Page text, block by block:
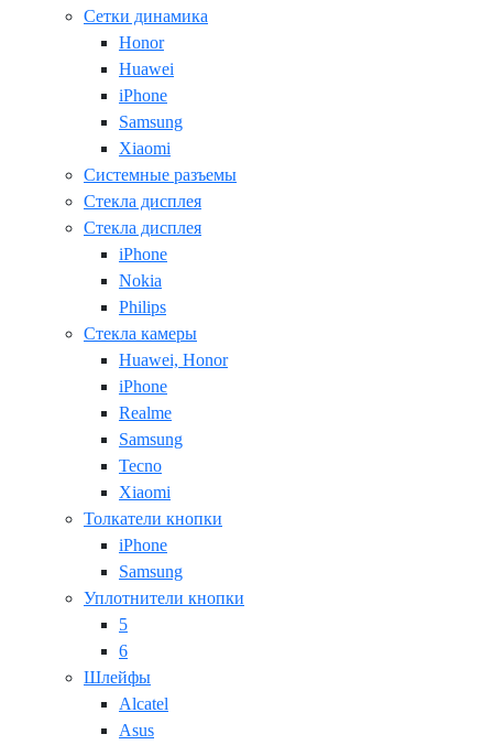
Сетки динамика
Honor
Huawei
iPhone
Samsung
Xiaomi
Системные разъемы
Стекла дисплея
Стекла дисплея
iPhone
Nokia
Philips
Стекла камеры
Huawei, Honor
iPhone
Realme
Samsung
Tecno
Xiaomi
Толкатели кнопки
iPhone
Samsung
Уплотнители кнопки
5
6
Шлейфы
Alcatel
Asus